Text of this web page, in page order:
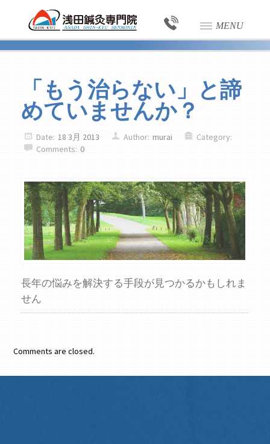
MENU
「もう治らない」と諦
めていませんか？
Date: 18 3月 2013 Author: murai
Category:
Comments: 0
長年の悩みを解決する手段が見つかるかもしれま
せん
Comments are closed.